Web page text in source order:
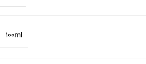
100ml